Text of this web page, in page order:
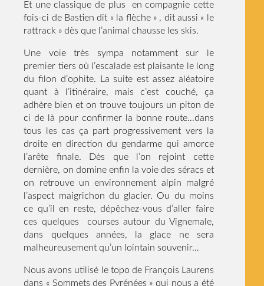
Et une classique de plus en compagnie cette
fois-ci de Bastien dit « la flèche » , dit aussi « le
rattrack » dès que l’animal chausse les skis.
Une voie très sympa notamment sur le
premier tiers où l’escalade est plaisante le long
du filon d’ophite. La suite est assez aléatoire
quant à l’itinéraire, mais c’est couché, ça
adhère bien et on trouve toujours un piton de
ci de là pour confirmer la bonne route…dans
tous les cas ça part progressivement vers la
droite en direction du gendarme qui amorce
l’arête finale. Dès que l’on rejoint cette
dernière, on domine enfin la voie des séracs et
on retrouve un environnement alpin malgré
l’aspect maigrichon du glacier. Ou du moins
ce qu’il en reste, dépêchez-vous d’aller faire
ces quelques courses autour du Vignemale,
dans quelques années, la glace ne sera
malheureusement qu’un lointain souvenir…
Nous avons utilisé le topo de François Laurens
dans « Sommets des Pyrénées » qui nous a été